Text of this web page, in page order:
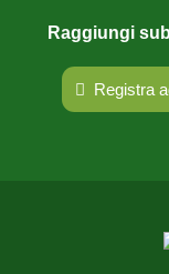
Raggiungi
Registra